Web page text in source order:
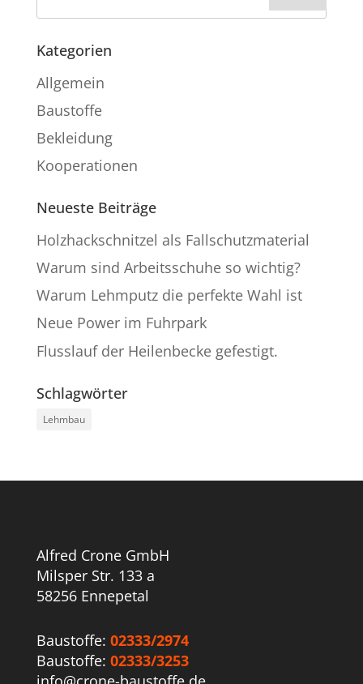
Kategorien
Allgemein
Baustoffe
Bekleidung
Kooperationen
Neueste Beiträge
Holzhackschnitzel als Fallschutzmaterial
Warum sind Arbeitsschuhe so wichtig?
Warum Lehmputz die perfekte Wahl ist
Neue Power im Fuhrpark
Flusslauf der Heilenbecke gefestigt.
Schlagwörter
Lehmbau
Alfred Crone GmbH
Milsper Str. 133 a
58256 Ennepetal
Baustoffe: 02333/2974
Baustoffe: 02333/3253